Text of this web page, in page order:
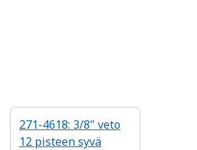
271-4618: 3/8" veto
12 pisteen syvä